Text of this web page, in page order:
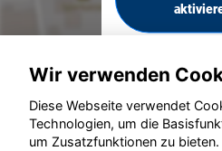
© konjunkturmotor.de
Wir verwenden
Diese Webseite verwendet
Technologien, um die
um Zusatzfunktionen zu bieten.